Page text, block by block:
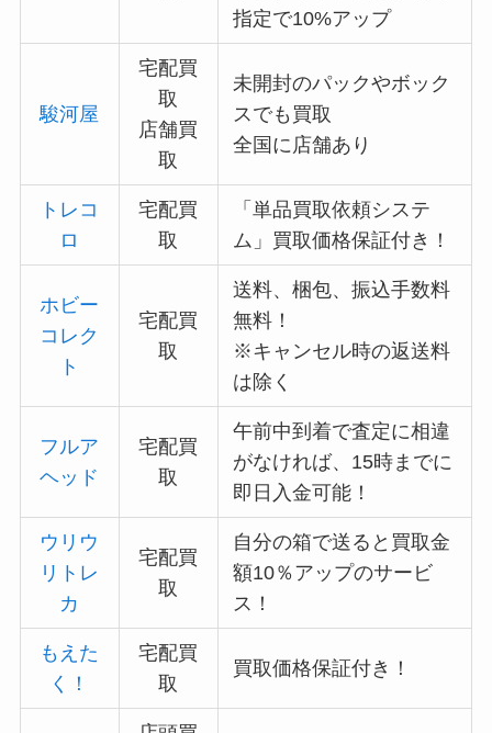
指定で10%アップ
駿河屋
宅配買
取
店舗買
取
未開封のパックやボック
スでも買取
全国に店舗あり
トレコ
ロ
宅配買
取
「単品買取依頼システ
ム」買取価格保証付き！
ホビー
コレク
ト
宅配買
取
送料、梱包、振込手数料
無料！
※キャンセル時の返送料
は除く
フルア
ヘッド
宅配買
取
午前中到着で査定に相違
がなければ、15時までに
即日入金可能！
ウリウ
リトレ
カ
宅配買
取
自分の箱で送ると買取金
額10％アップのサービ
ス！
もえた
く！
宅配買
取
買取価格保証付き！